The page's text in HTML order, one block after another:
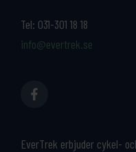
Tel: 031-301 18 18
info@evertrek.se
EverTrek erbjuder cykel-